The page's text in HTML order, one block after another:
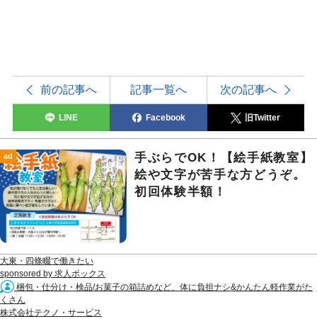
前の記事へ 記事一覧へ 次の記事へ
LINE Facebook 旧Twitter
ad
手ぶらでOK！【絵手紙教室】
絵や文字が苦手な方どうぞ。
初回体験半額！
大東・四條畷で働きたい
sponsored by 求人ボックス
梱包・仕分け・検品/お菓子の箱詰めなど、体に負担ナシ&かんたん軽作業がた
くさん
株式会社テクノ・サービス